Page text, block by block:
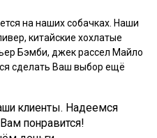
на наших собачках. Наши
китайские хохлатые
Бэмби, джек рассел Майло
сделать Ваш выбор ещё
клиенты. Надеемся
понравится!